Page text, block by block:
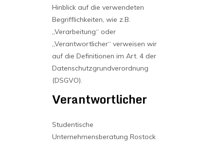
Hinblick auf die verwendeten
Begrifflichkeiten, wie z.B.
„Verarbeitung“ oder
„Verantwortlicher“ verweisen wir
auf die Definitionen im Art. 4 der
Datenschutzgrundverordnung
(DSGVO).
Verantwortlicher
Studentische
Unternehmensberatung Rostock